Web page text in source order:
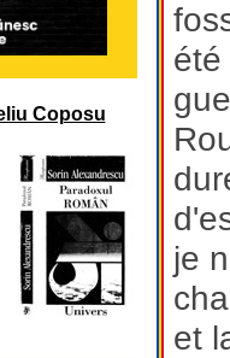
été
je
et
Coposu